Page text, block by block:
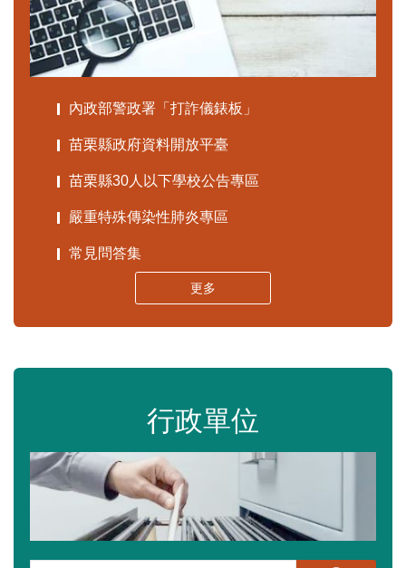
內政部警政署「打詐儀錶板」
苗栗縣政府資料開放平臺
苗栗縣30人以下學校公告專區
嚴重特殊傳染性肺炎專區
常見問答集
更多
行政單位